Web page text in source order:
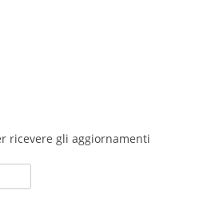
ricevere gli aggiornamenti